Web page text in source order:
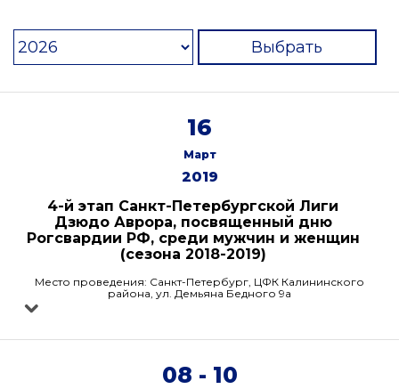
Выбрать
16
Март
2019
4-й этап Санкт-Петербургской Лиги
Дзюдо Аврора, посвященный дню
Рогсвардии РФ, среди мужчин и женщин
(сезона 2018-2019)
Место проведения: Санкт-Петербург, ЦФК Калининского
района, ул. Демьяна Бедного 9а
08 - 10